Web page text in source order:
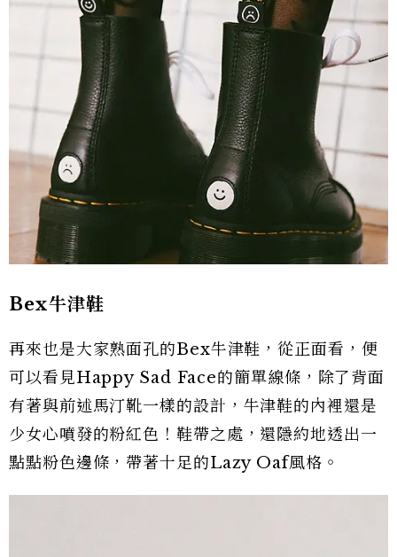
Bex牛津鞋
再來也是大家熟面孔的Bex牛津鞋，從正面看，便
可以看見Happy Sad Face的簡單線條，除了背面
有著與前述馬汀靴一樣的設計，牛津鞋的內裡還是
少女心噴發的粉紅色！鞋帶之處，還隱約地透出一
點點粉色邊條，帶著十足的Lazy Oaf風格。